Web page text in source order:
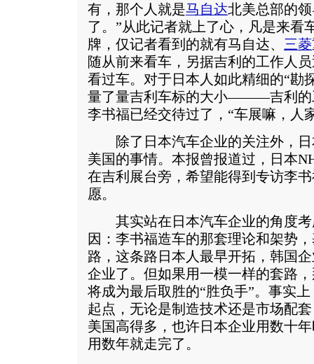
有，那个人就是马自达北美总部的
了。”从此记者就上了心，凡是来看
牌，仅记者看到的就有马自达、 三菱
随从前来看车，另据吉利的工作人
看过车。对于日本人如此精细的“
量了量吉利车标的大小———吉利的
李书福已经交待过了，“车展嘛，人
除了日本汽车企业的关注外，日
美国的事情。本报曾报道过，日本
在吉利展台旁，希望能得到专访李
愿。
其实站在日本汽车企业的角度考
因：李书福造车的那套理论和架势
路，这条路日本人最早开拓，韩国
企业了。但如果用一模一样的套路
将成为最后取胜的“胜负手”。事实
起点，无论是制造技术还是市场配
美国高得多，也许日本企业用数十
用数年就走完了。